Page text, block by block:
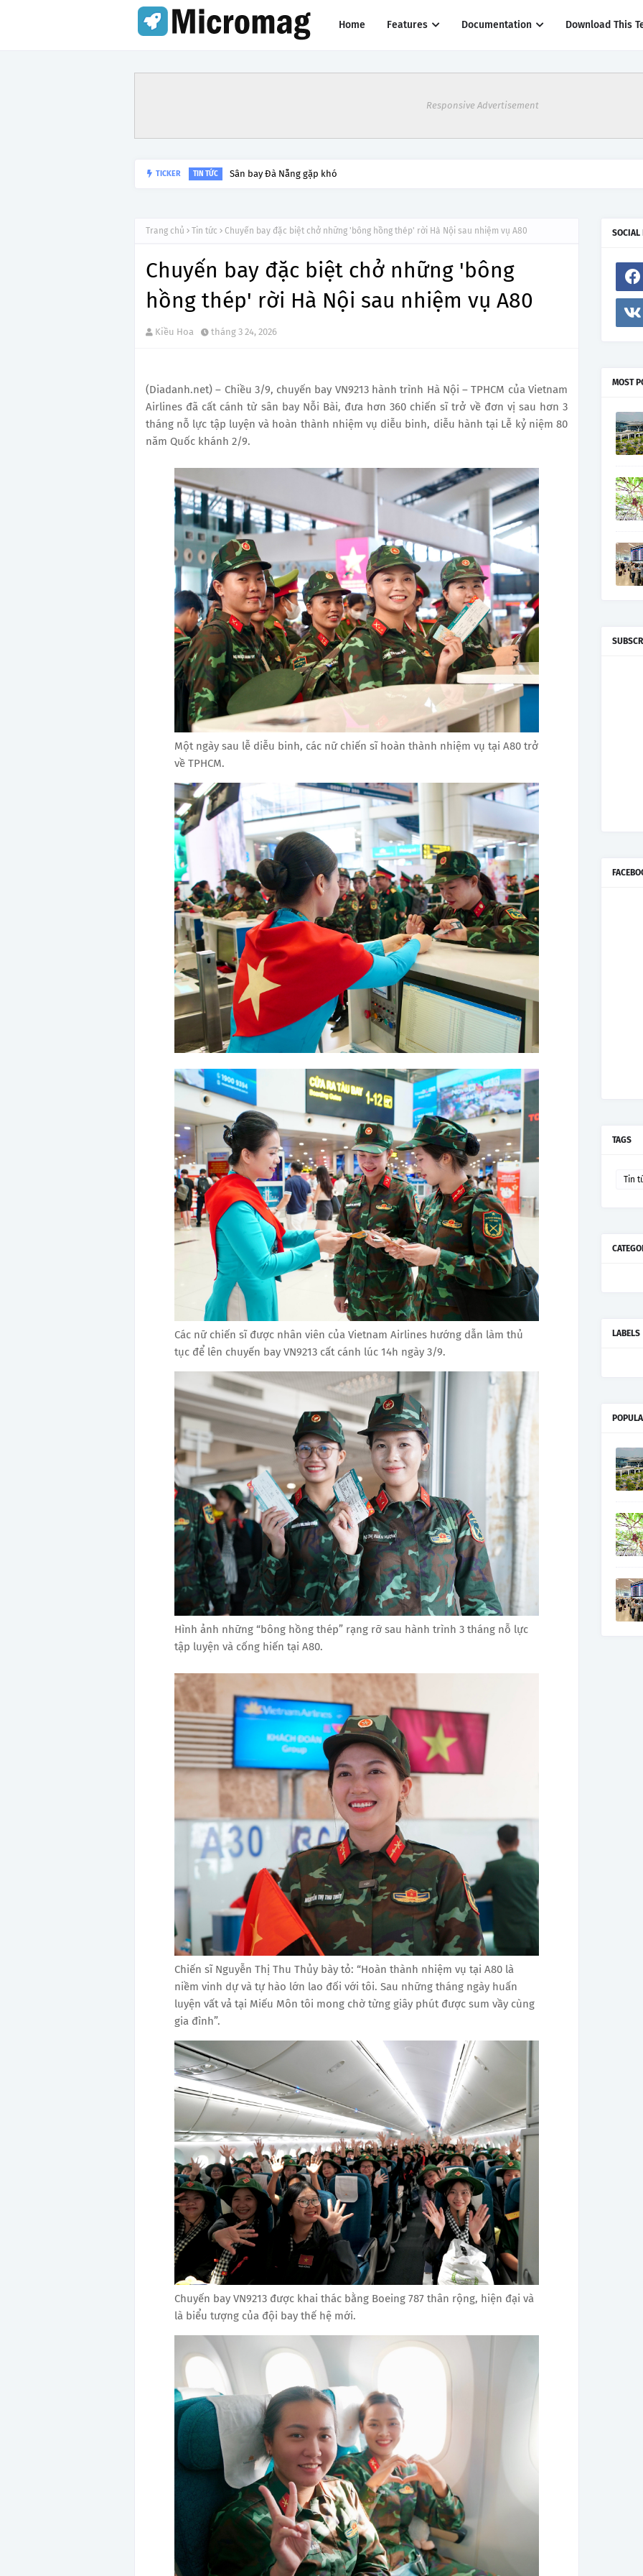
Home Features Documentation Download This
Responsive Advertisement
TICKER TIN TỨC Sân bay Đà Nẵng gặp khó
Trang chủ Tin tức Chuyến bay đặc biệt chở những 'bông hồng thép' rời Hà Nội sau nhiệm vụ A80
Chuyến bay đặc biệt chở những 'bông
hồng thép' rời Hà Nội sau nhiệm vụ A80
Kiều Hoa tháng 3 24, 2026
(Diadanh.net) – Chiều 3/9, chuyến bay VN9213 hành trình Hà Nội – TPHCM của Vietnam
Airlines đã cất cánh từ sân bay Nỗi Bài, đưa hơn 360 chiến sĩ trở về đơn vị sau hơn 3
tháng nỗ lực tập luyện và hoàn thành nhiệm vụ diễu binh, diễu hành tại Lễ kỷ niệm 80
năm Quốc khánh 2/9.
Một ngày sau lễ diễu binh, các nữ chiến sĩ hoàn thành nhiệm vụ tại A80 trở
về TPHCM.
Các nữ chiến sĩ được nhân viên của Vietnam Airlines hướng dẫn làm thủ
tục để lên chuyến bay VN9213 cất cánh lúc 14h ngày 3/9.
Hình ảnh những “bông hồng thép” rạng rỡ sau hành trình 3 tháng nỗ lực
tập luyện và cống hiến tại A80.
Chiến sĩ Nguyễn Thị Thu Thủy bày tỏ: “Hoàn thành nhiệm vụ tại A80 là
niềm vinh dự và tự hào lớn lao đối với tôi. Sau những tháng ngày huấn
luyện vất vả tại Miếu Môn tôi mong chờ từng giây phút được sum vầy cùng
gia đình”.
Chuyến bay VN9213 được khai thác bằng Boeing 787 thân rộng, hiện đại và
là biểu tượng của đội bay thế hệ mới.
SOCIAL
MOST
TAGS
Tin
LABELS